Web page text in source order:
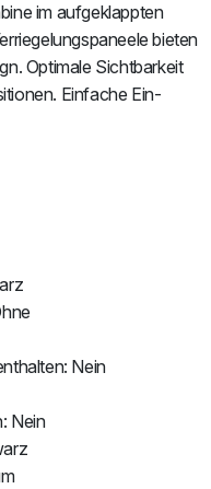
im aufgeklappten
bieten
Optimale Sichtbarkeit
Einfache Ein-
Nein
Nein